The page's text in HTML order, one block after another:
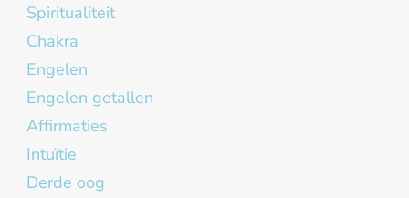
Spiritualiteit
Chakra
Engelen
Engelen getallen
Affirmaties
Intuïtie
Derde oog